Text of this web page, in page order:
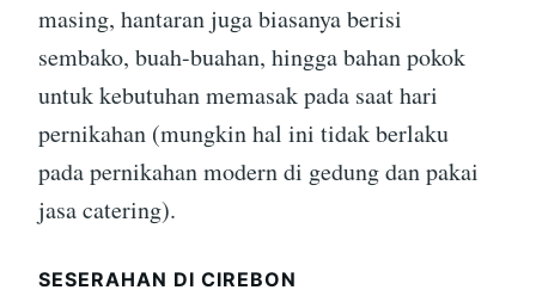
masing, hantaran juga biasanya berisi
sembako, buah-buahan, hingga bahan pokok
untuk kebutuhan memasak pada saat hari
pernikahan (mungkin hal ini tidak berlaku
pada pernikahan modern di gedung dan pakai
jasa catering).
SESERAHAN DI CIREBON